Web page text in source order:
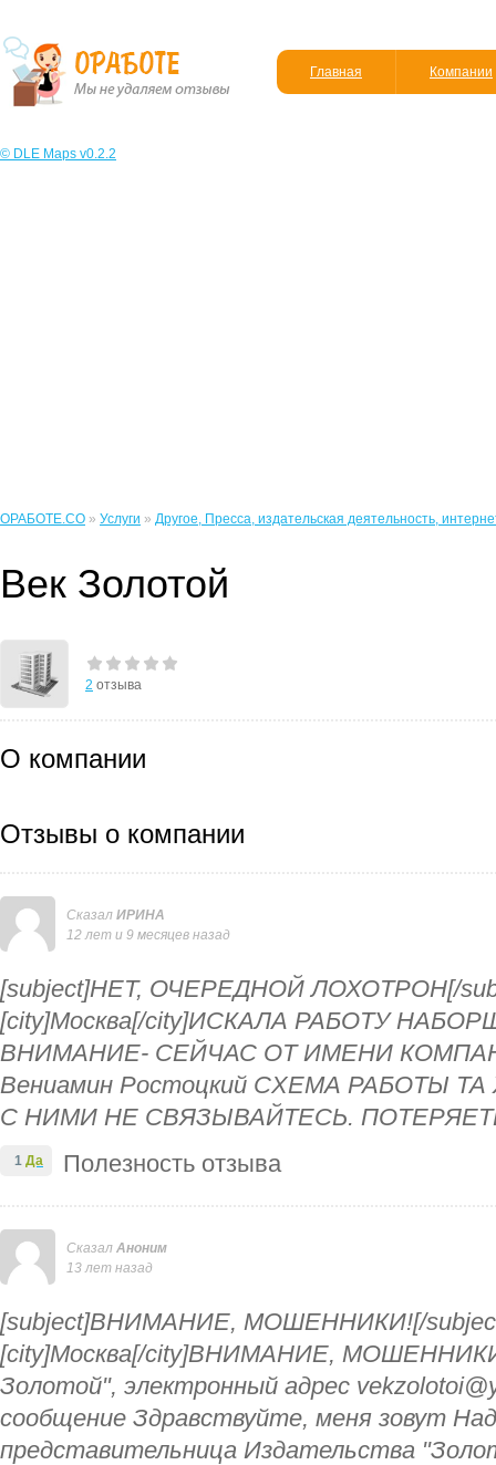
Главная Компании
© DLE Maps v0.2.2
ОРАБОТЕ.CO » Услуги » Другое, Пресса, издательская деятельность,
Век Золотой
2 отзыва
О компании
Отзывы о компании
Сказал ИРИНА
12 лет и 9 месяцев назад
[subject]НЕТ, ОЧЕРЕДНОЙ ЛОХОТРОН[/
[city]Москва[/city]ИСКАЛА РАБОТУ
ВНИМАНИЕ- СЕЙЧАС ОТ ИМЕНИ
Вениамин Ростоцкий СХЕМА РАБОТЫ
С НИМИ НЕ СВЯЗЫВАЙТЕСЬ.
Полезность отзыва
1 Да
Сказал Аноним
13 лет назад
[subject]ВНИМАНИЕ, МОШЕННИКИ![/
[city]Москва[/city]ВНИМАНИЕ,
Золотой", электронный адрес
сообщение Здравствуйте, меня зовут
представительница Издательства